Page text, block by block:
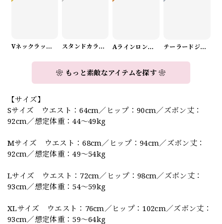
Vネックラップデザインニット（3color） A1008 スタンドカラーロングスリーブリボンブラウス（3color） A1126 Aラインロングワンピース（2color） A0908 テーラードジャケット＆ワイドパンツスーツwithスカーフ A0987
❀ もっと素敵なアイテムを探す ❀
【サイズ】
Sサイズ ウエスト：64cm／ヒップ：90cm／ズボン丈：
92cm／想定体重：44～49kg
Mサイズ ウエスト：68cm／ヒップ：94cm／ズボン丈：
92cm／想定体重：49～54kg
Lサイズ ウエスト：72cm／ヒップ：98cm／ズボン丈：
93cm／想定体重：54～59kg
XLサイズ ウエスト：76cm／ヒップ：102cm／ズボン丈：
93cm／想定体重：59～64kg